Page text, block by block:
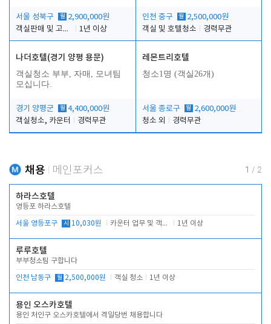
서울 성북구 월 2,900,000원
객실판매 및 고객응대
1년 이상
인천 중구 월 2,500,000원
객실 및 호텔청소
경력무관
나더호텔(경기 양평 용문)
객실청소 부부, 자매, 모녀팀
모십니다.
경기 양평군 월 4,400,000원
객실청소, 카운터
경력무관
레몬트리호텔
청소1명 (객실26개)
서울 종로구 월 2,600,000원
청소 외
경력무관
채용 메인포커스 1 / 2
하라스호텔
영등포 하라스호텔
서울 영등포구 시 10,030원 카운터 업무 및 객실관리(청소상태 확인, 객실판매) 1년 이상
루루호텔
부부청소팀 구합니다
인천 남동구 월 2,500,000원 객실 청소 1년 이상
용인 오스카호텔
용인 처인구 오스카호텔에서 격일당번 채용합니다